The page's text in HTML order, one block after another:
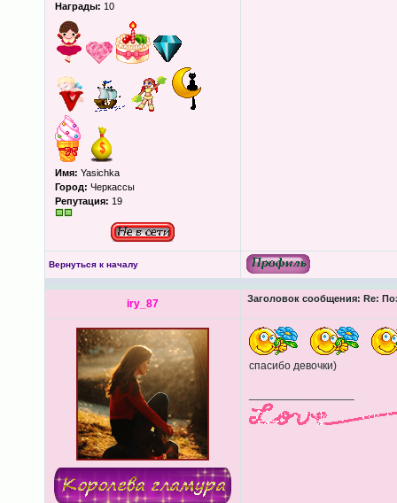
Награды: 10
Имя: Yasichka
Город: Черкассы
Репутация: 19
Вернуться к началу
iry_87 Заголовок сообщения: Re:
спасибо девочки)